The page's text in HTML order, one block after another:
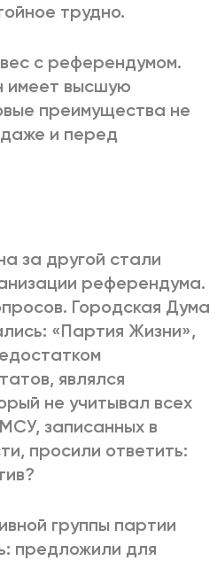
трудно.
с референдумом.
имеет высшую
преимущества не
и перед
за другой стали
референдума.
Городская Дума
«Партия Жизни»,
являлся
не учитывал всех
записанных в
просили ответить:
группы партии
предложили для